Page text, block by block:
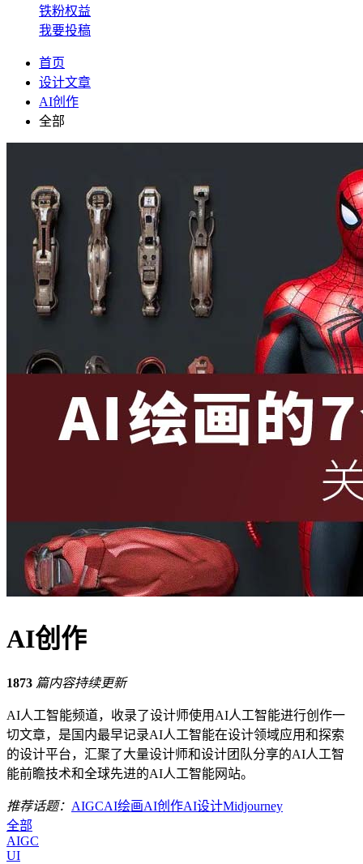
铁粉权益
我要投稿
首页
设计文章
AI创作
全部
AI创作
1873 篇内容持续更新
AI人工智能频道，收录了设计师使用AI人工智能进行创作一
切文章，是国内最早记录AI人工智能在设计领域应用和探索
的设计平台，汇聚了大量设计师和设计团队分享的AI人工智
能前瞻技术和全球先进的AI人工智能网站。
推荐话题： AIGCAI绘画AI创作AI设计Midjourney
全部
AIGC
UI